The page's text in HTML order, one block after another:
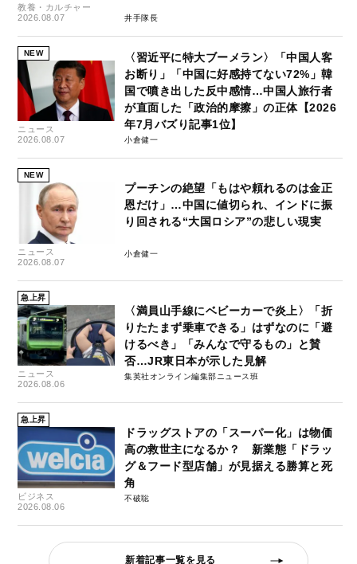
教養・カルチャー
2026.08.07
井手隊長
NEW
ニュース
2026.08.07
〈習近平に特大ブーメラン〉「中国人客
お断り」「中国に好感持てない72%」韓
国で噴き出した反中感情…中国人旅行者
が直面した「政治的摩擦」の正体【2026
年7月バズり記事1位】
小倉健一
NEW
ニュース
2026.08.07
プーチンの絶望「もはや頼れるのは金正
恩だけ」…中国に値切られ、インドに振
り回される“大国ロシア”の悲しい現実
小倉健一
急上昇
ニュース
2026.08.06
〈満員山手線にベビーカーで炎上〉「折
りたたまず乗車できる」はずなのに「避
けるべき」「みんなで守るもの」と賛
否…JR東日本が示した見解
集英社オンライン編集部ニュース班
急上昇
ビジネス
2026.08.06
ドラッグストアの「スーパー化」は物価
高の救世主になるか？ 新業態「ドラッ
グ＆フード型店舗」が見据える勝算と死
角
不破聡
新着記事一覧を見る